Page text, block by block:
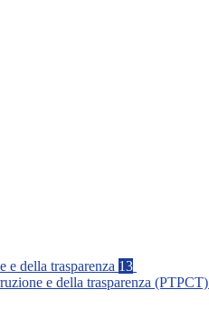
e della trasparenza 13
e della trasparenza (PTPCT)